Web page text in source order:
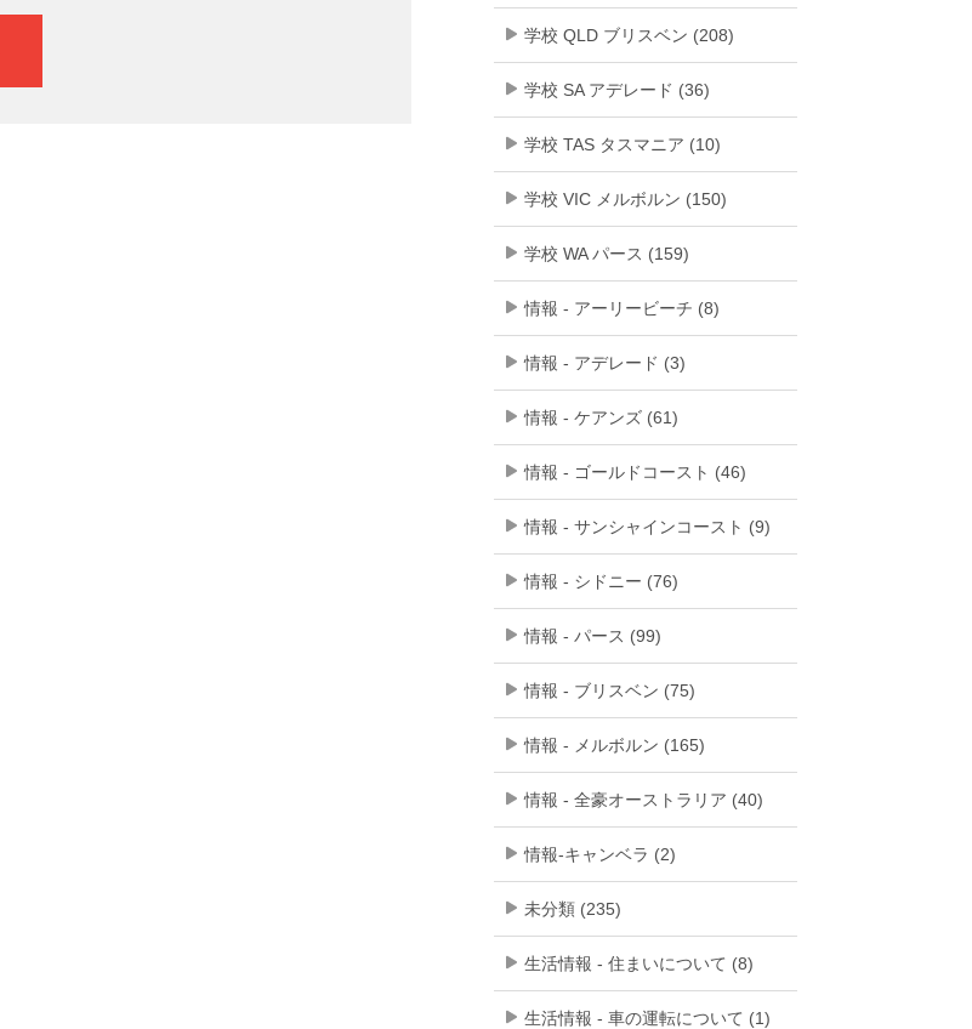
学校 QLD ブリスベン (208)
学校 SA アデレード (36)
学校 TAS タスマニア (10)
学校 VIC メルボルン (150)
学校 WA パース (159)
情報 - アーリービーチ (8)
情報 - アデレード (3)
情報 - ケアンズ (61)
情報 - ゴールドコースト (46)
情報 - サンシャインコースト (9)
情報 - シドニー (76)
情報 - パース (99)
情報 - ブリスベン (75)
情報 - メルボルン (165)
情報 - 全豪オーストラリア (40)
情報-キャンベラ (2)
未分類 (235)
生活情報 - 住まいについて (8)
生活情報 - 車の運転について (1)